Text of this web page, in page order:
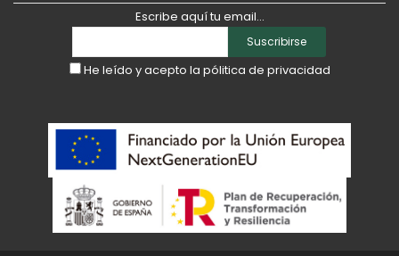
Escribe aquí tu email...
Suscribirse
He leído y acepto la pólitica de privacidad